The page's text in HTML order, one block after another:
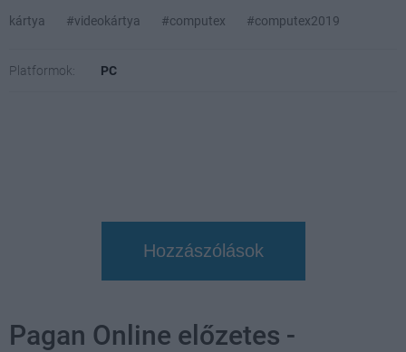
kártya
#videokártya #computex #computex2019
Platformok: PC
Hozzászólások
Pagan Online előzetes -